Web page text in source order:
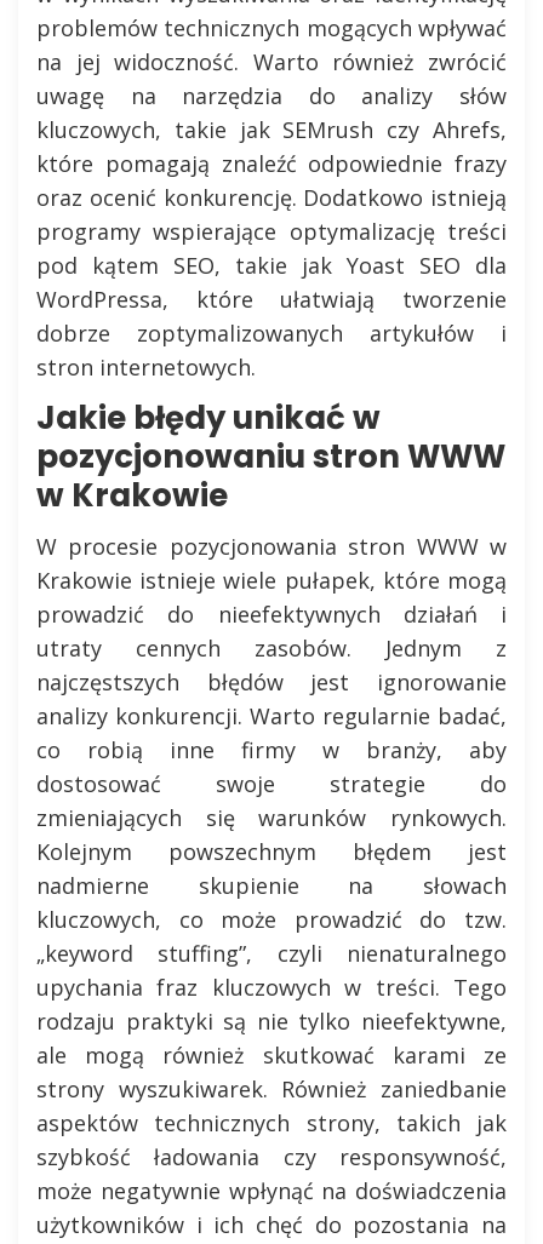
problemów technicznych mogących wpływać
na jej widoczność. Warto również zwrócić
uwagę na narzędzia do analizy słów
kluczowych, takie jak SEMrush czy Ahrefs,
które pomagają znaleźć odpowiednie frazy
oraz ocenić konkurencję. Dodatkowo istnieją
programy wspierające optymalizację treści
pod kątem SEO, takie jak Yoast SEO dla
WordPressa, które ułatwiają tworzenie
dobrze zoptymalizowanych artykułów i
stron internetowych.
Jakie błędy unikać w
pozycjonowaniu stron WWW
w Krakowie
W procesie pozycjonowania stron WWW w
Krakowie istnieje wiele pułapek, które mogą
prowadzić do nieefektywnych działań i
utraty cennych zasobów. Jednym z
najczęstszych błędów jest ignorowanie
analizy konkurencji. Warto regularnie badać,
co robią inne firmy w branży, aby
dostosować swoje strategie do
zmieniających się warunków rynkowych.
Kolejnym powszechnym błędem jest
nadmierne skupienie na słowach
kluczowych, co może prowadzić do tzw.
„keyword stuffing”, czyli nienaturalnego
upychania fraz kluczowych w treści. Tego
rodzaju praktyki są nie tylko nieefektywne,
ale mogą również skutkować karami ze
strony wyszukiwarek. Również zaniedbanie
aspektów technicznych strony, takich jak
szybkość ładowania czy responsywność,
może negatywnie wpłynąć na doświadczenia
użytkowników i ich chęć do pozostania na